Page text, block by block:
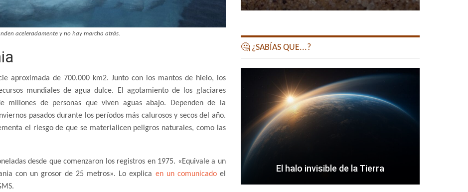
aceleradamente y no hay marcha atrás.
aproximada de 700.000 km2. Junto con los mantos de hielo, los
mundiales de agua dulce. El agotamiento de los glaciares
millones de personas que viven aguas abajo. Dependen de la
pasados durante los períodos más calurosos y secos del año.
el riesgo de que se materialicen peligros naturales, como las
desde que comenzaron los registros en 1975. «Equivale a un
con un grosor de 25 metros». Lo explica en un comunicado el
🤔 ¿SABÍAS QUE...?
El halo invisible de la Tierra